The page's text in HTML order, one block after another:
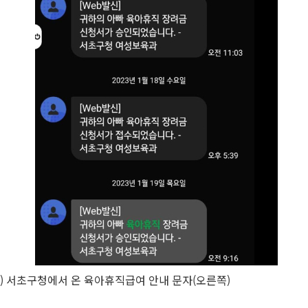
초구청에서 온 육아휴직급여 안내 문자(오른쪽)